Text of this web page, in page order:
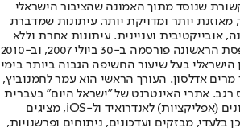
שנוסד מתוך האמונה שהציבור הישראלי
מאוזנת יותר ומדויקת יותר. עיתונות שמדברת
אובייקטיבית ועניינית. עיתונות אחרת וללא
תשלום. המהדורה המודפסת הראשונה פורסמה ב-30 ביולי 2007, וב-2010
הישראלי בעל שיעור החשיפה הגבוה ביותר בימי
מרים אדלסון. העורך הראשי הוא עמר לחמנוביץ,
רגב. אתרי האינטרנט של "ישראל היום" בעברית
ובאנגלית, כמו כן היישומונים (אפליקציות) לאנדרואיד ול-iOS, מציגים
בלעדי, מבזקים ועדכונים, ניתוחים ופרשנויות,